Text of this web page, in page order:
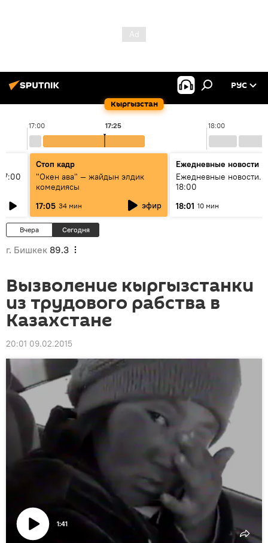
Кыргызстан
РУС
17:00 18:00
17:25
Стоп кадр
"Окен ава" — жайдын элдик
комедиясы
17:05 34 мин эфир
Ежедневные новости
Ежедневные новости.
18:00
18:01 10 мин
Вчера Сегодня
г. Бишкек 89.3
Вызволение кыргызстанки
из трудового рабства в
Казахстане
20:01 09.02.2015
1:41